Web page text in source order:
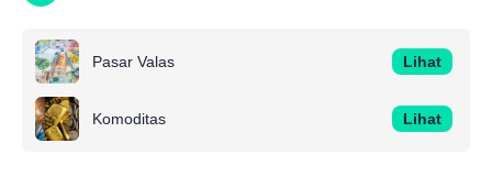
Pasar Valas Lihat
Komoditas Lihat